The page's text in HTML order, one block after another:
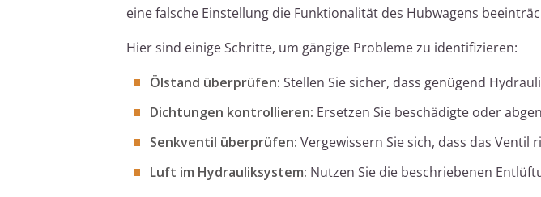
eine falsche Einstellung die Funktionalität des Hubwagens
Hier sind einige Schritte, um gängige Probleme zu identifizieren:
Ölstand überprüfen: Stellen Sie sicher, dass genügend
Dichtungen kontrollieren: Ersetzen Sie beschädigte oder
Senkventil überprüfen: Vergewissern Sie sich, dass das Ventil
Luft im Hydrauliksystem: Nutzen Sie die beschriebenen